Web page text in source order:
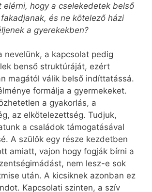
elérni, hogy a cselekedetek belső
és ne kötelező házi
a gyerekekben?
nevelünk, a kapcsolat pedig
benső struktúráját, ezért
magától válik belső indíttatássá.
formálja a gyermekeket.
a gyakorlás, a
az elkötelezettség. Tudjuk,
a családok támogatásával
A szülők egy része kezdetben
amiatt, vajon hogy fogják bírni a
nem lesz-e sok
után. A kicsiknek azonban ez
Kapcsolati szinten, a szív